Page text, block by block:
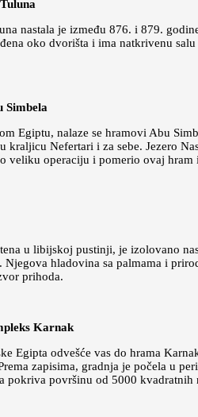
nastala je između 876. i 879.
oko dvorišta i ima natkrivenu
Simbela
Egiptu, nalaze se hramovi Abu
kraljicu Nefertari i za sebe. Jezero
veliku operaciju i pomerio ovaj
u libijskoj pustinji, je izolovano
Njegova hladovina sa palmama i
prihoda.
Karnak
Egipta odvešće vas do hrama
zapisima, gradnja je počela u
pokriva površinu od 5000 kvadratnih